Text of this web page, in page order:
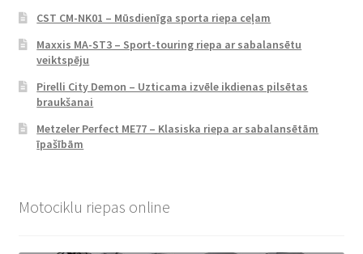
CST CM-NK01 – Mūsdienīga sporta riepa ceļam
Maxxis MA-ST3 – Sport-touring riepa ar sabalansētu
veiktspēju
Pirelli City Demon – Uzticama izvēle ikdienas pilsētas
braukšanai
Metzeler Perfect ME77 – Klasiska riepa ar sabalansētām
īpašībām
Motociklu riepas online